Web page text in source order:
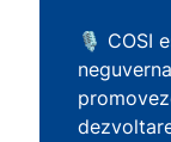
🎙️ COSI